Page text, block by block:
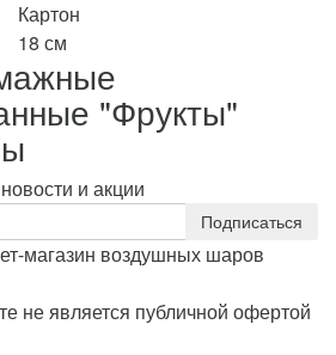
Картон
18 см
"Фрукты"
и акции
магазин воздушных шаров
не является публичной офертой